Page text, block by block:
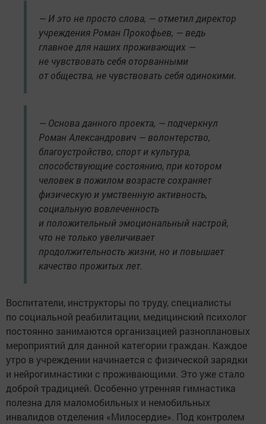
— И это не просто слова, — отметил директор
учреждения Роман Прокофьев, — ведь
главное для наших проживающих —
не чувствовать себя оторванными
от общества, не чувствовать себя одинокими.
— Основа данного проекта, — подчеркнул
Роман Александрович — волонтерство,
благоустройство, спорт и культура,
способствующие состоянию, при котором
человек в пожилом возрасте сохраняет
физическую и умственную активность,
социальную вовлеченность
и положительный эмоциональный настрой,
что не только увеличивает
продолжительность жизни, но и повышает
качество прожитых лет.
Воспитатели, инструкторы по труду, специалисты
по социальной реабилитации, медицинский психолог
постоянно занимаются организацией разноплановых
мероприятий для данной категории граждан. Каждое
утро в учреждении начинается с физической зарядки
и нейрогимнастики с проживающими. Это уже стало
доброй традицией. Особенно утренняя гимнастика
полезна для маломобильных и немобильных
инвалидов отделения «Милосердие». Под контролем